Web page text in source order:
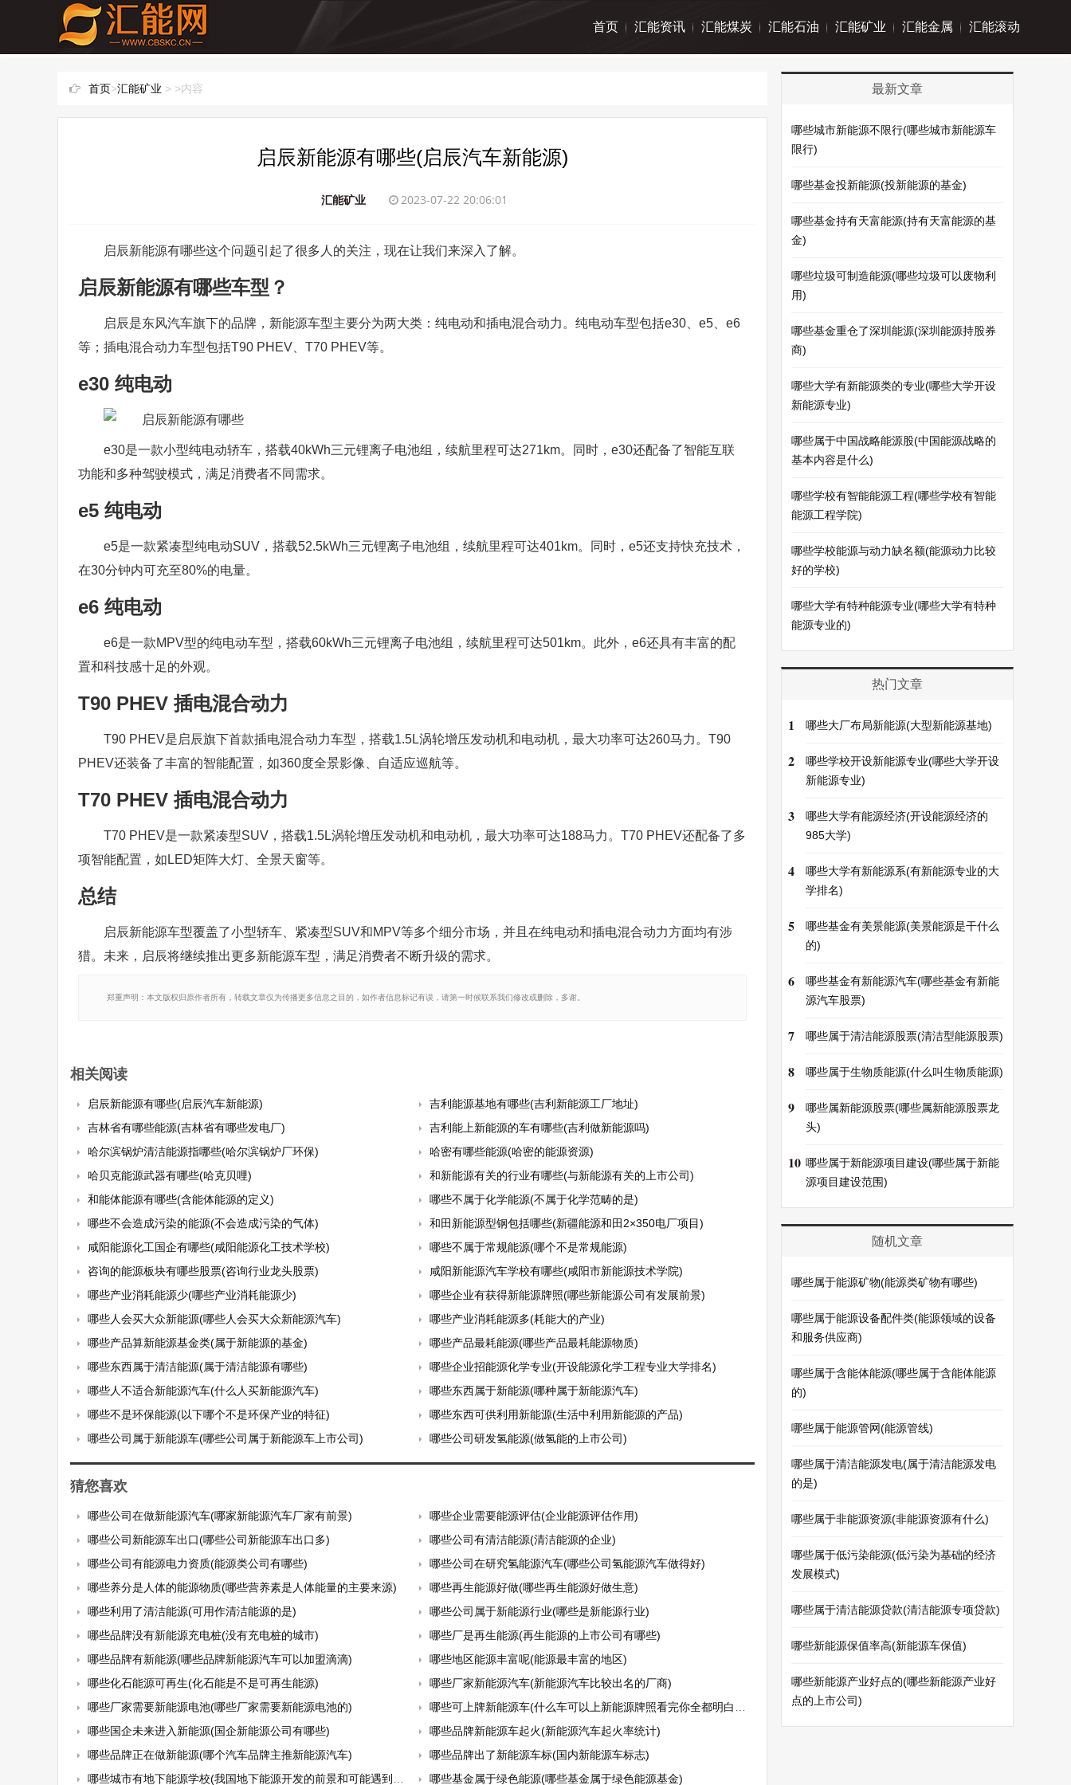
首页 汇能资讯 汇能煤炭 汇能石油 汇能矿业 汇能金属 汇能滚动
首页>汇能矿业 > >内容
启辰新能源有哪些(启辰汽车新能源)
汇能矿业 2023-07-22 20:06:01
启辰新能源有哪些这个问题引起了很多人的关注，现在让我们来深入了解。
启辰新能源有哪些车型？
启辰是东风汽车旗下的品牌，新能源车型主要分为两大类：纯电动和插电混合动力。纯电动车型包括e30、e5、e6
等；插电混合动力车型包括T90 PHEV、T70 PHEV等。
e30 纯电动
e30是一款小型纯电动轿车，搭载40kWh三元锂离子电池组，续航里程可达271km。同时，e30还配备了智能互联
功能和多种驾驶模式，满足消费者不同需求。
e5 纯电动
e5是一款紧凑型纯电动SUV，搭载52.5kWh三元锂离子电池组，续航里程可达401km。同时，e5还支持快充技术，
在30分钟内可充至80%的电量。
e6 纯电动
e6是一款MPV型的纯电动车型，搭载60kWh三元锂离子电池组，续航里程可达501km。此外，e6还具有丰富的配
置和科技感十足的外观。
T90 PHEV 插电混合动力
T90 PHEV是启辰旗下首款插电混合动力车型，搭载1.5L涡轮增压发动机和电动机，最大功率可达260马力。T90
PHEV还装备了丰富的智能配置，如360度全景影像、自适应巡航等。
T70 PHEV 插电混合动力
T70 PHEV是一款紧凑型SUV，搭载1.5L涡轮增压发动机和电动机，最大功率可达188马力。T70 PHEV还配备了多
项智能配置，如LED矩阵大灯、全景天窗等。
总结
启辰新能源车型覆盖了小型轿车、紧凑型SUV和MPV等多个细分市场，并且在纯电动和插电混合动力方面均有涉
猎。未来，启辰将继续推出更多新能源车型，满足消费者不断升级的需求。
郑重声明：本文版权归原作者所有，转载文章仅为传播更多信息之目的，如作者信息标记有误，请第一时候联系我们修改或删除，多谢。
相关阅读
启辰新能源有哪些(启辰汽车新能源)
吉利能源基地有哪些(吉利新能源工厂地址)
吉林省有哪些能源(吉林省有哪些发电厂)
吉利能上新能源的车有哪些(吉利做新能源吗)
哈尔滨锅炉清洁能源指哪些(哈尔滨锅炉厂环保)
哈密有哪些能源(哈密的能源资源)
哈贝克能源武器有哪些(哈克贝哩)
和新能源有关的行业有哪些(与新能源有关的上市公司)
和能体能源有哪些(含能体能源的定义)
哪些不属于化学能源(不属于化学范畴的是)
哪些不会造成污染的能源(不会造成污染的气体)
和田新能源型钢包括哪些(新疆能源和田2×350电厂项目)
咸阳能源化工国企有哪些(咸阳能源化工技术学校)
哪些不属于常规能源(哪个不是常规能源)
咨询的能源板块有哪些股票(咨询行业龙头股票)
咸阳新能源汽车学校有哪些(咸阳市新能源技术学院)
哪些产业消耗能源少(哪些产业消耗能源少)
哪些企业有获得新能源牌照(哪些新能源公司有发展前景)
哪些人会买大众新能源(哪些人会买大众新能源汽车)
哪些产业消耗能源多(耗能大的产业)
哪些产品算新能源基金类(属于新能源的基金)
哪些产品最耗能源(哪些产品最耗能源物质)
哪些东西属于清洁能源(属于清洁能源有哪些)
哪些企业招能源化学专业(开设能源化学工程专业大学排名)
哪些人不适合新能源汽车(什么人买新能源汽车)
哪些东西属于新能源(哪种属于新能源汽车)
哪些不是环保能源(以下哪个不是环保产业的特征)
哪些东西可供利用新能源(生活中利用新能源的产品)
哪些公司属于新能源车(哪些公司属于新能源车上市公司)
哪些公司研发氢能源(做氢能的上市公司)
猜您喜欢
哪些公司在做新能源汽车(哪家新能源汽车厂家有前景)
哪些企业需要能源评估(企业能源评估作用)
哪些公司新能源车出口(哪些公司新能源车出口多)
哪些公司有清洁能源(清洁能源的企业)
哪些公司有能源电力资质(能源类公司有哪些)
哪些公司在研究氢能源汽车(哪些公司氢能源汽车做得好)
哪些养分是人体的能源物质(哪些营养素是人体能量的主要来源)
哪些再生能源好做(哪些再生能源好做生意)
哪些利用了清洁能源(可用作清洁能源的是)
哪些公司属于新能源行业(哪些是新能源行业)
哪些品牌没有新能源充电桩(没有充电桩的城市)
哪些厂是再生能源(再生能源的上市公司有哪些)
哪些品牌有新能源(哪些品牌新能源汽车可以加盟滴滴)
哪些地区能源丰富呢(能源最丰富的地区)
哪些化石能源可再生(化石能是不是可再生能源)
哪些厂家新能源汽车(新能源汽车比较出名的厂商)
哪些厂家需要新能源电池(哪些厂家需要新能源电池的)
哪些可上牌新能源车(什么车可以上新能源牌照看完你全都明白了)
哪些国企未来进入新能源(国企新能源公司有哪些)
哪些品牌新能源车起火(新能源汽车起火率统计)
哪些品牌正在做新能源(哪个汽车品牌主推新能源汽车)
哪些品牌出了新能源车标(国内新能源车标志)
哪些城市有地下能源学校(我国地下能源开发的前景和可能遇到的困难)
哪些基金属于绿色能源(哪些基金属于绿色能源基金)
最新文章
哪些城市新能源不限行(哪些城市新能源车
限行)
哪些基金投新能源(投新能源的基金)
哪些基金持有天富能源(持有天富能源的基
金)
哪些垃圾可制造能源(哪些垃圾可以废物利
用)
哪些基金重仓了深圳能源(深圳能源持股券
商)
哪些大学有新能源类的专业(哪些大学开设
新能源专业)
哪些属于中国战略能源股(中国能源战略的
基本内容是什么)
哪些学校有智能能源工程(哪些学校有智能
能源工程学院)
哪些学校能源与动力缺名额(能源动力比较
好的学校)
哪些大学有特种能源专业(哪些大学有特种
能源专业的)
热门文章
1 哪些大厂布局新能源(大型新能源基地)
2
哪些学校开设新能源专业(哪些大学开设
新能源专业)
3
哪些大学有能源经济(开设能源经济的
985大学)
4
哪些大学有新能源系(有新能源专业的大
学排名)
5
哪些基金有美景能源(美景能源是干什么
的)
6
哪些基金有新能源汽车(哪些基金有新能
源汽车股票)
7 哪些属于清洁能源股票(清洁型能源股票)
8 哪些属于生物质能源(什么叫生物质能源)
9
哪些属新能源股票(哪些属新能源股票龙
头)
10 哪些属于新能源项目建设(哪些属于新能
源项目建设范围)
随机文章
哪些属于能源矿物(能源类矿物有哪些)
哪些属于能源设备配件类(能源领域的设备
和服务供应商)
哪些属于含能体能源(哪些属于含能体能源
的)
哪些属于能源管网(能源管线)
哪些属于清洁能源发电(属于清洁能源发电
的是)
哪些属于非能源资源(非能源资源有什么)
哪些属于低污染能源(低污染为基础的经济
发展模式)
哪些属于清洁能源贷款(清洁能源专项贷款)
哪些新能源保值率高(新能源车保值)
哪些新能源产业好点的(哪些新能源产业好
点的上市公司)